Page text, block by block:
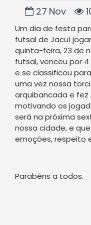
27 Nov
Um dia de festa
futsal de Jacuí
quinta-feira, 23 de
futsal, venceu por
e se classificou
uma vez nossa
arquibancada e
motivando os
será na próxima
nossa cidade, e
emoções, respeito
Parabéns a todos.